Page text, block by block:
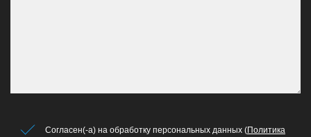
Согласен(-а) на обработку персональных данных (Политика